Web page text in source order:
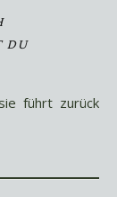
du
führt zurück